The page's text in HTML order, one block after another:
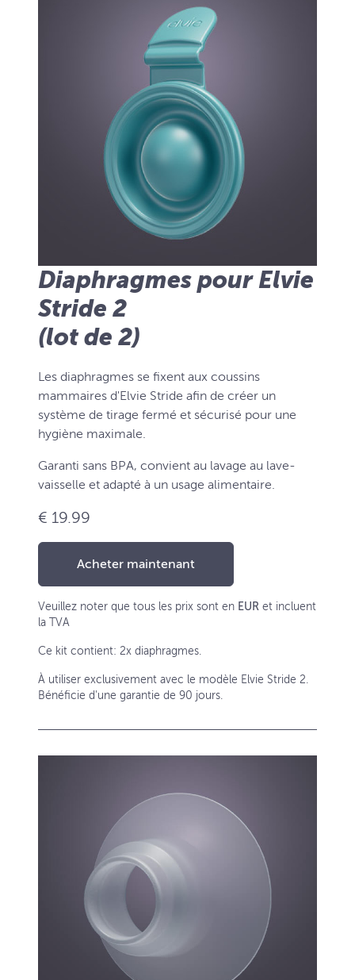
Diaphragmes pour Elvie
Stride 2
(lot de 2)
Les diaphragmes se fixent aux coussins
mammaires d'Elvie Stride afin de créer un
système de tirage fermé et sécurisé pour une
hygiène maximale.
Garanti sans BPA, convient au lavage au lave-
vaisselle et adapté à un usage alimentaire.
€ 19.99
Acheter maintenant
Veuillez noter que tous les prix sont en EUR et incluent
la TVA
Ce kit contient: 2x diaphragmes.
À utiliser exclusivement avec le modèle Elvie Stride 2.
Bénéficie d'une garantie de 90 jours.